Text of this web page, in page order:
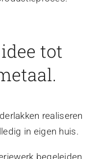
tot
realiseren
in eigen huis.